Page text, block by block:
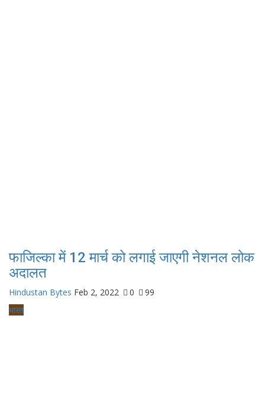
फाजिल्का में 12 मार्च को लगाई जाएगी नेशनल लोक
अदालत
Hindustan Bytes Feb 2, 2022 0
99
भारत